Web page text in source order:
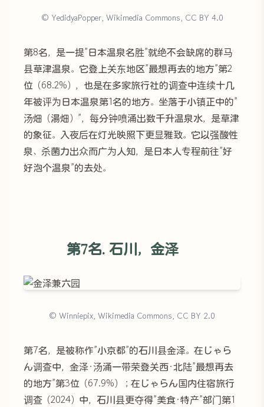
© YedidyaPopper, Wikimedia Commons, CC BY 4.0
第8名，是一提”日本温泉名胜”就绝不会缺席的群马
县草津温泉。它登上关东地区”最想再去的地方”第2
位（68.2%），也是在多家旅行社的调查中连续十几
年被评为日本温泉第1名的地方。坐落于小镇正中的”
汤畑（湯畑）”，每分钟喷涌出数千升温泉水，是草津
的象征。入夜后在灯光映照下更显雅致。它以强酸性
泉、杀菌力出众而广为人知，是日本人专程前往”好
好泡个温泉”的去处。
第7名. 石川，金泽
© Winniepix, Wikimedia Commons, CC BY 2.0
第7名，是被称作”小京都”的石川县金泽。在じゃら
ん调查中，金泽·汤涌一带荣登关西·北陆”最想再去
的地方”第3位（67.9%）；在じゃらん国内住宿旅行
调查（2024）中，石川县更夺得”美食·特产”部门第1